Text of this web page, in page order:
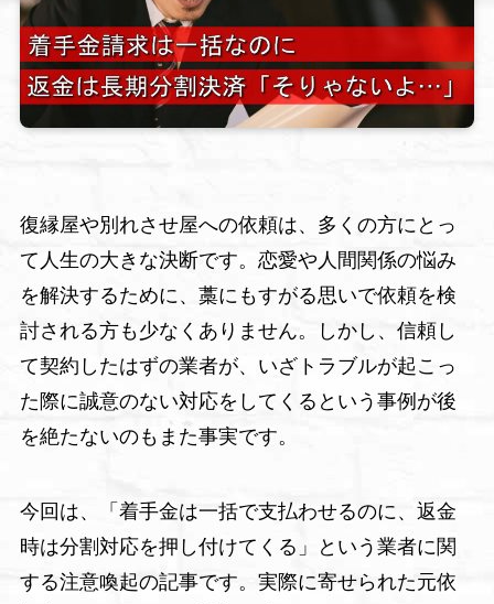
復縁屋や別れさせ屋への依頼は、多くの方にとっ
て人生の大きな決断です。恋愛や人間関係の悩み
を解決するために、藁にもすがる思いで依頼を検
討される方も少なくありません。しかし、信頼し
て契約したはずの業者が、いざトラブルが起こっ
た際に誠意のない対応をしてくるという事例が後
を絶たないのもまた事実です。
今回は、「着手金は一括で支払わせるのに、返金
時は分割対応を押し付けてくる」という業者に関
する注意喚起の記事です。実際に寄せられた元依